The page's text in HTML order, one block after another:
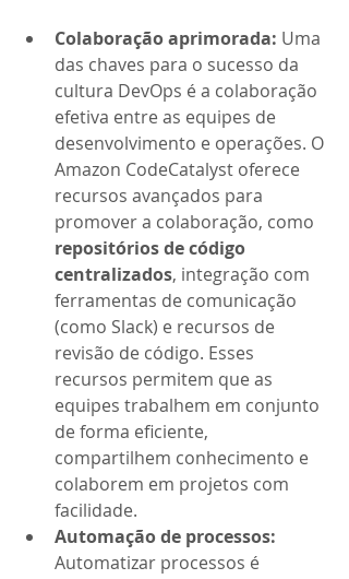
Colaboração aprimorada: Uma
das chaves para o sucesso da
cultura DevOps é a colaboração
efetiva entre as equipes de
desenvolvimento e operações. O
Amazon CodeCatalyst oferece
recursos avançados para
promover a colaboração, como
repositórios de código
centralizados, integração com
ferramentas de comunicação
(como Slack) e recursos de
revisão de código. Esses
recursos permitem que as
equipes trabalhem em conjunto
de forma eficiente,
compartilhem conhecimento e
colaborem em projetos com
facilidade.
Automação de processos:
Automatizar processos é